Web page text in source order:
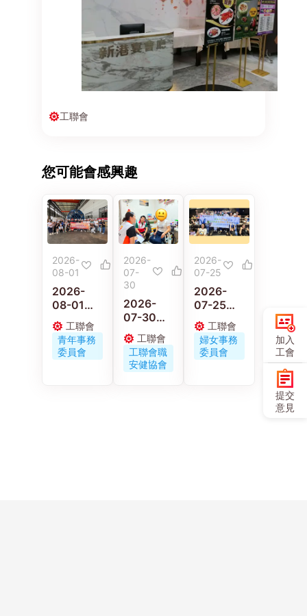
工聯會
您可能會感興趣
2026-
08-01
2026-
08-01
工聯青年
義工走進
佛山 感受
嶺南工藝
工聯會
青年事務
委員會
2026-
07-
30
2026-
07-30
工聯職安
健協會連
同區議員
古偉冰探
工聯會
工聯會職
安健協會
2026-
07-25
2026-
07-25
工聯會婦
女事務委
員會舉辦
《小蟲蟲
工聯會
婦女事務
委員會
加入
工會
提交
意見